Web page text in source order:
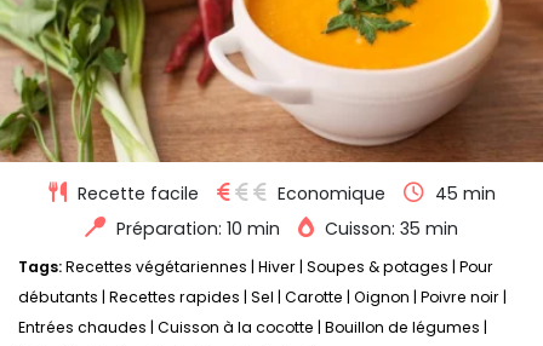
Recette facile Economique
45 min
Préparation: 10 min
Cuisson: 35 min
Tags:Recettes végétariennes Hiver Soupes & potages Pour
débutants Recettes rapides Sel Carotte Oignon Poivre noir
Entrées chaudes Cuisson à la cocotte Bouillon de légumes